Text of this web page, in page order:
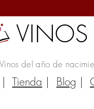
VINOS
Vinos del año de
| Tienda | Blog |